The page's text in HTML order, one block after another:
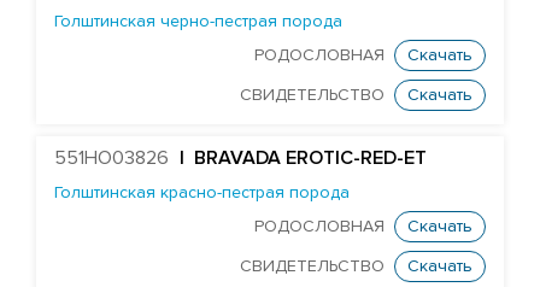
STANTONS SNOWMAN EA COLTON-ET
TJR DIRECTOR CONTROLLER-ET
EDG UNO DAREDEVIL 8369-ET
TJR DUKE DAWSON-ET
Голштинская черно-пестрая порода
РОДОСЛОВНАЯ
Скачать
СВИДЕТЕЛЬСТВО Скачать
551HO03826 | BRAVADA EROTIC-RED-ET
Голштинская красно-пестрая порода
РОДОСЛОВНАЯ
Скачать
СВИДЕТЕЛЬСТВО Скачать